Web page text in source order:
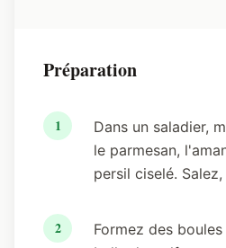
Préparation
1
Dans un saladier,
le parmesan,
persil ciselé.
2
Formez des